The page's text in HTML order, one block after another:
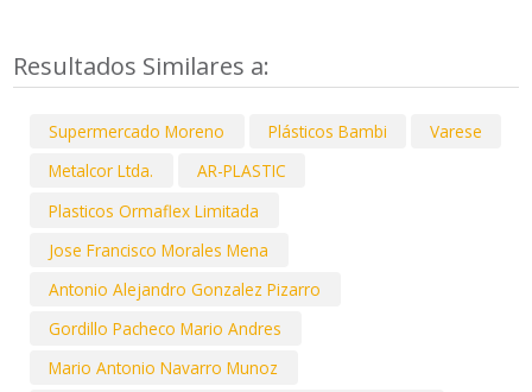
Resultados Similares a:
Supermercado Moreno Plásticos Bambi
Varese
Metalcor Ltda.
AR-PLASTIC
Plasticos Ormaflex Limitada
Jose Francisco Morales Mena
Antonio Alejandro Gonzalez Pizarro
Gordillo Pacheco Mario Andres
Mario Antonio Navarro Munoz